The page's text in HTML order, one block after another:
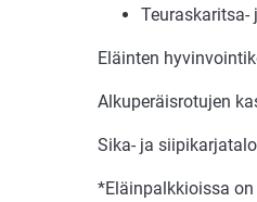
Eläinten
Alkuperäisrotujen
Sika- ja
*Eläinpalkkioissa